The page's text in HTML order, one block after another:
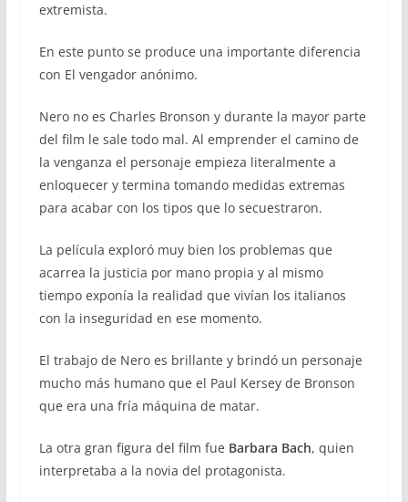
extremista.
En este punto se produce una importante diferencia
con El vengador anónimo.
Nero no es Charles Bronson y durante la mayor parte
del film le sale todo mal. Al emprender el camino de
la venganza el personaje empieza literalmente a
enloquecer y termina tomando medidas extremas
para acabar con los tipos que lo secuestraron.
La película exploró muy bien los problemas que
acarrea la justicia por mano propia y al mismo
tiempo exponía la realidad que vivían los italianos
con la inseguridad en ese momento.
El trabajo de Nero es brillante y brindó un personaje
mucho más humano que el Paul Kersey de Bronson
que era una fría máquina de matar.
La otra gran figura del film fue Barbara Bach, quien
interpretaba a la novia del protagonista.